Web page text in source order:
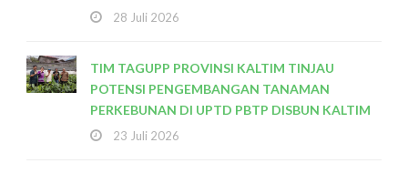
28 Juli 2026
TIM TAGUPP PROVINSI KALTIM TINJAU
POTENSI PENGEMBANGAN TANAMAN
PERKEBUNAN DI UPTD PBTP DISBUN KALTIM
23 Juli 2026